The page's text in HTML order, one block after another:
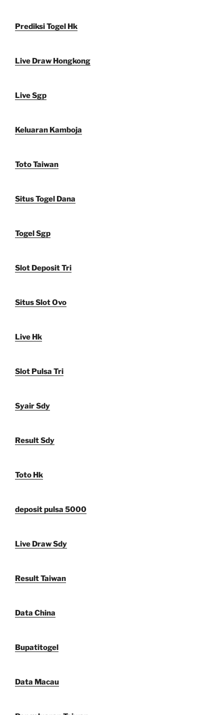
Prediksi Togel Hk
Live Draw Hongkong
Live Sgp
Keluaran Kamboja
Toto Taiwan
Situs Togel Dana
Togel Sgp
Slot Deposit Tri
Situs Slot Ovo
Live Hk
Slot Pulsa Tri
Syair Sdy
Result Sdy
Toto Hk
deposit pulsa 5000
Live Draw Sdy
Result Taiwan
Data China
Bupatitogel
Data Macau